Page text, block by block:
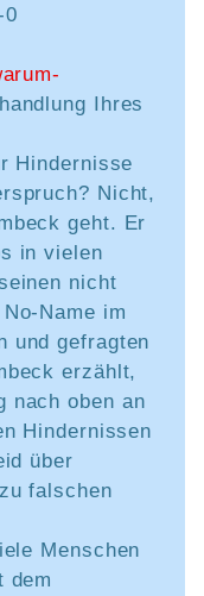
0
Ihres
Hindernisse
Nicht,
geht. Er
in vielen
nicht
Name im
und gefragten
erzählt,
nach oben an
Hindernissen
über
falschen
Menschen
dem